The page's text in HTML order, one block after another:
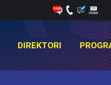
DIREKTORI
DIREKTORI